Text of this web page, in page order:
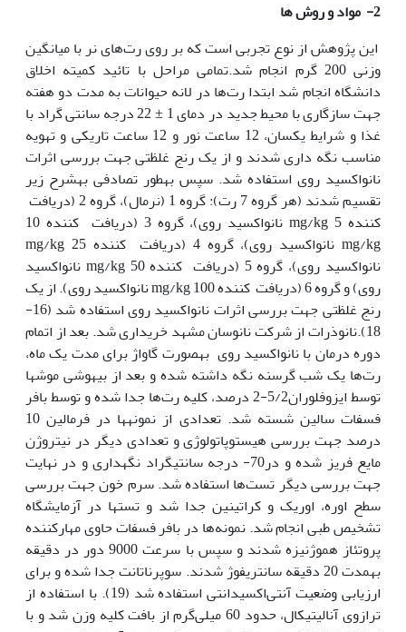
2- مواد و روش ها
این پژوهش از نوع تجربی است که بر روی رت‌های نر با میانگین
وزنی 200 گرم انجام شد.تمامی مراحل با تائید کمیته اخلاق
دانشگاه انجام شد ابتدا رت‌ها در لانه حیوانات به مدت دو هفته
جهت سازگاری با محیط جدید در دمای 1 ± 22 درجه سانتی ‌گراد با
غذا و شرایط یکسان، 12 ساعت نور و 12 ساعت تاریکی و تهویه
مناسب نگه داری شدند و از یک رنج غلظتی جهت بررسی اثرات
نانواکسید روی استفاده شد‌. سپس به‫طور تصادفی به‫شرح زیر
تقسیم شدند (هر گروه 7 رت): گروه 1 (نرمال)، گروه 2 (دریافت
کننده 5 mg/kg نانواکسید روی)، گروه 3 (دریافت کننده 10
mg/kg نانواکسید روی)، گروه 4 (دریافت کننده 25 mg/kg
نانواکسید روی)، گروه 5 (دریافت کننده 50 mg/kg نانواکسید
روی) و گروه 6 (دریافت کننده 100 mg/kg نانواکسید روی). از یک
رنج غلظتی جهت بررسی اثرات نانواکسید روی استفاده شد‌ (16-
18).نانوذرات از شرکت نانوسان مشهد خریداری شد. بعد از اتمام
دوره درمان با نانواکسید روی به‫صورت گاواژ برای مدت یک ماه،
رت‌ها یک شب گرسنه نگه داشته شده و بعد از بی‫هوشی موش‫ها
توسط ایزوفلوران5/2-2 درصد، کلیه رت‌ها ‏‎جدا شده و توسط بافر
فسفات سالین شسته شد. تعدادی از نمونه‫ها در فرمالین 10
درصد جهت بررسی هیستوپاتولوژی و تعدادی دیگر در نیتروژن
مایع فریز شده و در70- درجه سانتی‫گراد نگه‫داری و در نهایت
جهت بررسی دیگر تست‌ها استفاده شد. سرم خون جهت بررسی
سطح اوره، اوریک و کراتینین جدا شد و تست‫ها در آزمایشگاه
تشخیص طبی انجام شد. نمونه‌ها در بافر فسفات حاوی مهارکننده
پروتئاز هموژنیزه شدند و سپس با سرعت 9000 دور در دقیقه
به‫مدت 20 دقیقه سانتریفوژ شدند. سوپرناتانت جدا شده و برای
ارزیابی وضعیت آنتی‌اکسیدانتی استفاده شد (19). با استفاده از
ترازوی آنالیتیکال، حدود 60 میلی‌گرم از بافت کلیه وزن شد و با